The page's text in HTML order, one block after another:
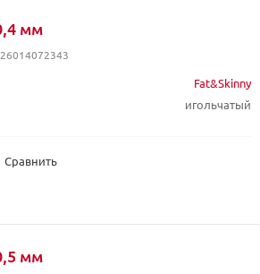
мм
Fat&Skinny
игольчатый
Сравнить
мм